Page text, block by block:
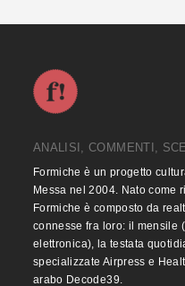
ANALISI, COMMENTI,
Formiche è un progetto
Messa nel 2004. Nato come
Formiche è composto da
connesse fra loro: il mensile
elettronica), la testata
specializzate Airpress e
arabo Decode39.